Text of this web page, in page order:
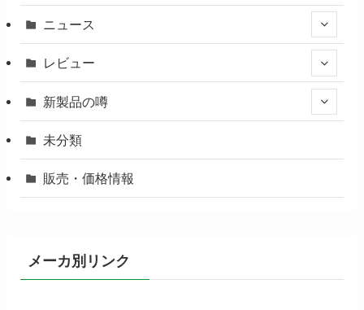
ニュース
レビュー
新製品の噂
未分類
販売・価格情報
メーカ別リンク